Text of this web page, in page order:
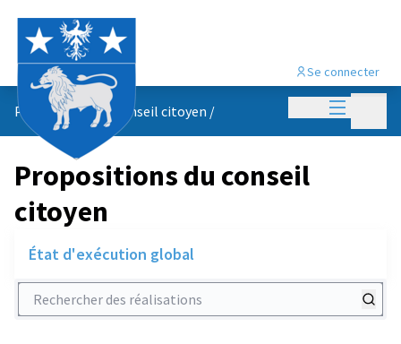
Menu
Se connecter
Propositions du conseil citoyen /
Propositions du conseil
citoyen
État d'exécution global
Rechercher des réalisations